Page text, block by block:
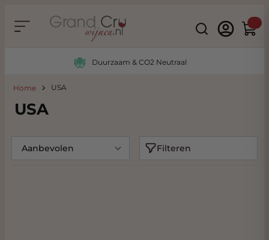
Search
Duurzaam & CO2 Neutraal
Home USA
USA
Filteren